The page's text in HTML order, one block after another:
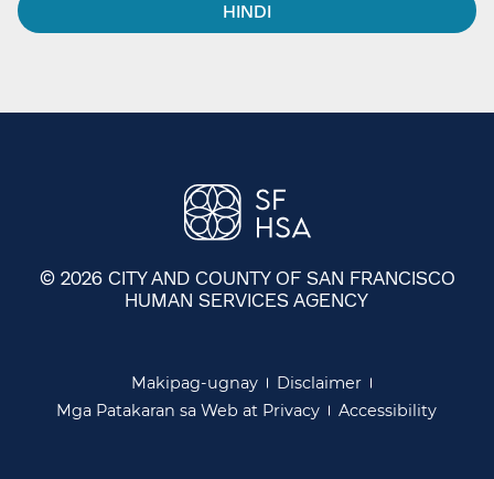
HINDI​​
© 2026 CITY AND COUNTY OF SAN FRANCISCO
HUMAN SERVICES AGENCY
Makipag-ugnay​​
Disclaimer​​
Mga Patakaran sa Web at Privacy​​
Accessibility​​